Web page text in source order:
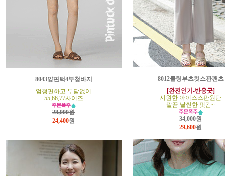
8043양핀턱4부청바지
엄청편하고 부담없이
55,66,77사이즈
28,000원
24,400원
8012쿨링부츠컷스판팬츠
[완전인기-반응굿]
시원한 아이스스판원단
깔끔 날씬한 핏감~
34,000원
29,600원